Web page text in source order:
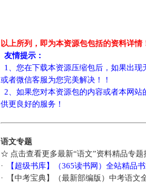
以上所列，即为本资源包包括的资料详情
友情提示：
1、您在下载本资源压缩包后，如果出
或者微信客服为您完美解决！！
2、如果您对本资源包的内容或者本网
供更良好的服务！
语文专题
☆ 点击查看更多最新“语文”资料精品专题
·
【超级书库】（365读书网）全站精品
·
【中考宝典】（最新部编版）中考语文